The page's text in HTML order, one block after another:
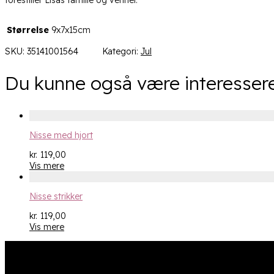
Størrelse 9x7x15cm
SKU: 35141001564 Kategori: Jul
Du kunne også være
Nisse med hjort
kr. 119,00
Vis mere
Nisse strikker
kr. 119,00
Vis mere